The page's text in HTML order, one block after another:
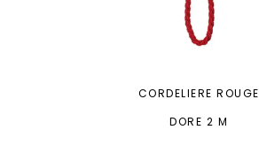
CORDELIERE ROUGE
DORE 2 M